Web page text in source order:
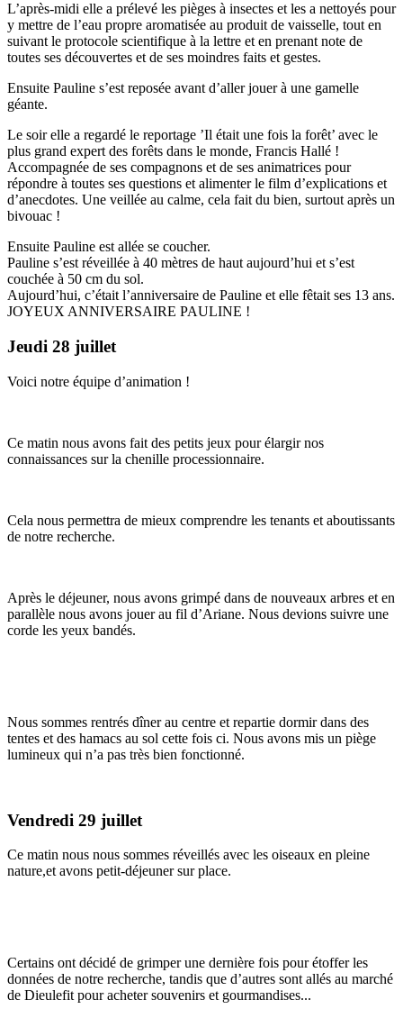
L’après-midi elle a prélevé les pièges à insectes et les a nettoyés pour
y mettre de l’eau propre aromatisée au produit de vaisselle, tout en
suivant le protocole scientifique à la lettre et en prenant note de
toutes ses découvertes et de ses moindres faits et gestes.
Ensuite Pauline s’est reposée avant d’aller jouer à une gamelle
géante.
Le soir elle a regardé le reportage ’Il était une fois la forêt’ avec le
plus grand expert des forêts dans le monde, Francis Hallé !
Accompagnée de ses compagnons et de ses animatrices pour
répondre à toutes ses questions et alimenter le film d’explications et
d’anecdotes. Une veillée au calme, cela fait du bien, surtout après un
bivouac !
Ensuite Pauline est allée se coucher.
Pauline s’est réveillée à 40 mètres de haut aujourd’hui et s’est
couchée à 50 cm du sol.
Aujourd’hui, c’était l’anniversaire de Pauline et elle fêtait ses 13 ans.
JOYEUX ANNIVERSAIRE PAULINE !
Jeudi 28 juillet
Voici notre équipe d’animation !
Ce matin nous avons fait des petits jeux pour élargir nos
connaissances sur la chenille processionnaire.
Cela nous permettra de mieux comprendre les tenants et aboutissants
de notre recherche.
Après le déjeuner, nous avons grimpé dans de nouveaux arbres et en
parallèle nous avons jouer au fil d’Ariane. Nous devions suivre une
corde les yeux bandés.
Nous sommes rentrés dîner au centre et repartie dormir dans des
tentes et des hamacs au sol cette fois ci. Nous avons mis un piège
lumineux qui n’a pas très bien fonctionné.
Vendredi 29 juillet
Ce matin nous nous sommes réveillés avec les oiseaux en pleine
nature,et avons petit-déjeuner sur place.
Certains ont décidé de grimper une dernière fois pour étoffer les
données de notre recherche, tandis que d’autres sont allés au marché
de Dieulefit pour acheter souvenirs et gourmandises...